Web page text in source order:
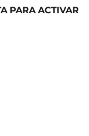
PARA ACTIVAR